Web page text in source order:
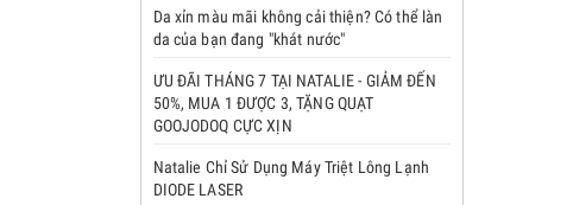
Da xỉn màu mãi không cải thiện? Có thể làn
da của bạn đang "khát nước"
ƯU ĐÃI THÁNG 7 TẠI NATALIE - GIẢM ĐẾN
50%, MUA 1 ĐƯỢC 3, TẶNG QUẠT
GOOJODOQ CỰC XỊN
Natalie Chỉ Sử Dụng Máy Triệt Lông Lạnh
DIODE LASER